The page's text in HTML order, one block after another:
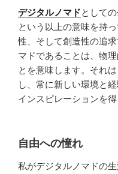
デジタルノマドとして
という以上の意味を持
性、そして創造性の追
マドであることは、物
とを意味します。それ
し、常に新しい環境と
インスピレーションを得
自由への憧れ
私がデジタルノマドの